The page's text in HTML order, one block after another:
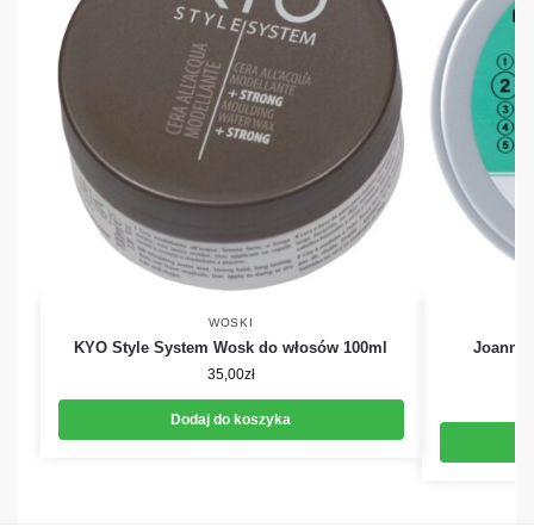
WOSKI
KYO Style System Wosk do włosów 100ml
35,00zł
Dodaj do koszyka
Joanna